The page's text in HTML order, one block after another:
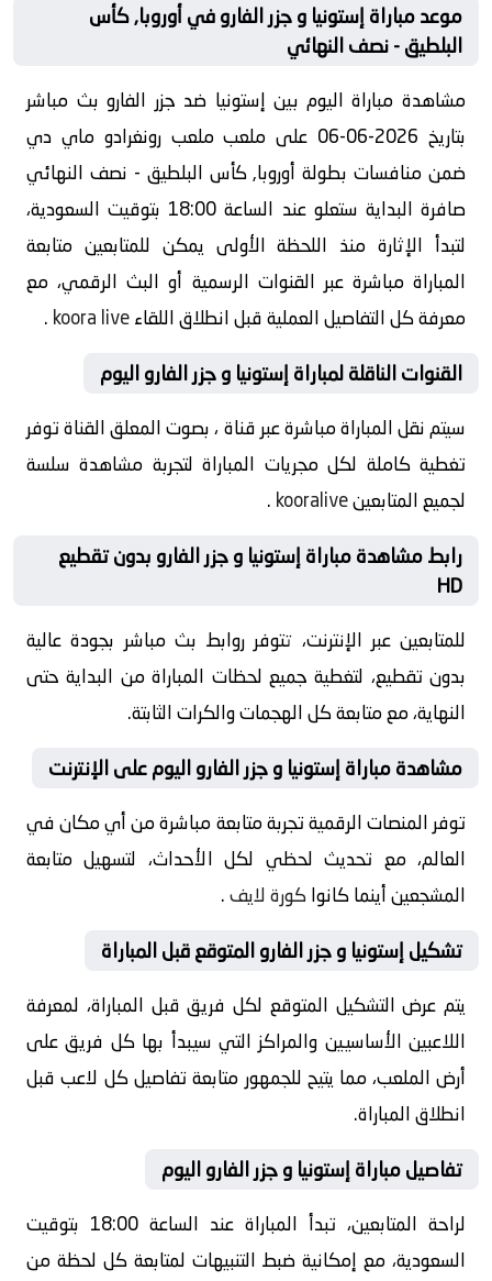
موعد مباراة إستونيا و جزر الفارو في أوروبا, كأس
البلطيق - نصف النهائي
مشاهدة مباراة اليوم بين إستونيا ضد جزر الفارو بث مباشر
بتاريخ 2026-06-06 على ملعب ملعب رونغرادو ماي دي
ضمن منافسات بطولة أوروبا, كأس البلطيق - نصف النهائي
صافرة البداية ستعلو عند الساعة 18:00 بتوقيت السعودية،
لتبدأ الإثارة منذ اللحظة الأولى يمكن للمتابعين متابعة
المباراة مباشرة عبر القنوات الرسمية أو البث الرقمي، مع
معرفة كل التفاصيل العملية قبل انطلاق اللقاءkoora live
.
القنوات الناقلة لمباراة إستونيا و جزر الفارو اليوم
سيتم نقل المباراة مباشرة عبر قناة ، بصوت المعلق القناة توفر
تغطية كاملة لكل مجريات المباراة لتجربة مشاهدة سلسة
لجميع المتابعينkooralive
.
رابط مشاهدة مباراة إستونيا و جزر الفارو بدون تقطيع
HD
للمتابعين عبر الإنترنت، تتوفر روابط بث مباشر بجودة عالية
بدون تقطيع، لتغطية جميع لحظات المباراة من البداية حتى
النهاية، مع متابعة كل الهجمات والكرات الثابتة.
مشاهدة مباراة إستونيا و جزر الفارو اليوم على الإنترنت
توفر المنصات الرقمية تجربة متابعة مباشرة من أي مكان في
العالم، مع تحديث لحظي لكل الأحداث، لتسهيل متابعة
المشجعين أينما كانواكورة لايف.
تشكيل إستونيا و جزر الفارو المتوقع قبل المباراة
يتم عرض التشكيل المتوقع لكل فريق قبل المباراة، لمعرفة
اللاعبين الأساسيين والمراكز التي سيبدأ بها كل فريق على
أرض الملعب، مما يتيح للجمهور متابعة تفاصيل كل لاعب قبل
انطلاق المباراة.
تفاصيل مباراة إستونيا و جزر الفارو اليوم
لراحة المتابعين، تبدأ المباراة عند الساعة 18:00 بتوقيت
السعودية، مع إمكانية ضبط التنبيهات لمتابعة كل لحظة من